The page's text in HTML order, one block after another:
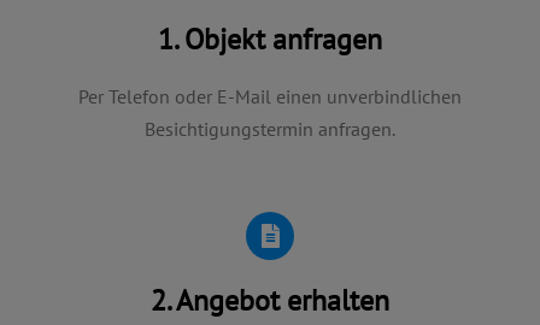
1. Objekt anfragen
Per Telefon oder E-Mail einen unverbindlichen
Besichtigungstermin anfragen.
2. Angebot erhalten